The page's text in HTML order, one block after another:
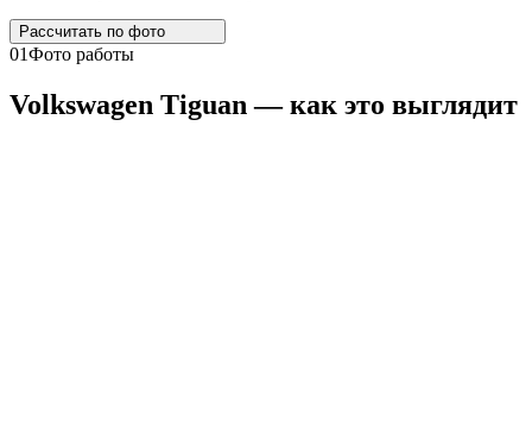
Рассчитать по фото
01Фото работы
Volkswagen Tiguan — как это выглядит